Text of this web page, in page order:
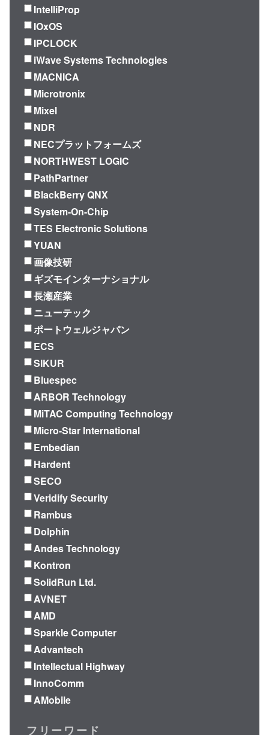
IntelliProp
IOxOS
IPCLOCK
iWave Systems Technologies
MACNICA
Microtronix
Mixel
NDR
NECプラットフォームズ
NORTHWEST LOGIC
PathPartner
BlackBerry QNX
System-On-Chip
TES Electronic Solutions
YUAN
画像技研
ギズモインターナショナル
長瀬産業
ニューテック
ポートウェルジャパン
ECS
SIKUR
Bluespec
ARBOR Technology
MiTAC Computing Technology
Micro-Star International
Embedian
Hardent
SECO
Veridify Security
Rambus
Dolphin
Andes Technology
Kontron
SolidRun Ltd.
AVNET
AMD
Sparkle Computer
Advantech
Intellectual Highway
InnoComm
AMobile
フリーワード